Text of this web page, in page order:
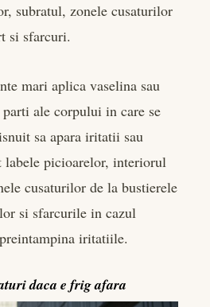
subratul, zonele cusaturilor
si sfarcuri.
mari aplica vaselina sau
ale corpului in care se
sa apara iritatii sau
labele picioarelor, interiorul
cusaturilor de la bustierele
si sfarcurile in cazul
iritatiile.
daca e frig afara